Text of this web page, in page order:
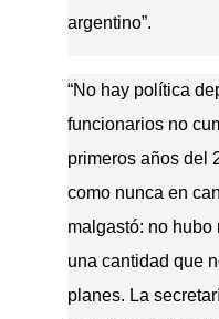
argentino”.
“No hay política
funcionarios no
primeros años del
como nunca en
malgastó: no
una cantidad que
planes. La